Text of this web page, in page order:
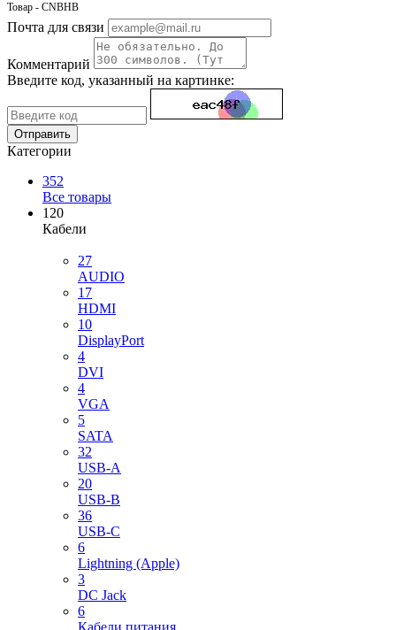
Товар - CNBHB
Почта для связи
Комментарий
Введите код, указанный на картинке:
Отправить
Категории
352
Все товары
120
Кабели
27
AUDIO
17
HDMI
10
DisplayPort
4
DVI
4
VGA
5
SATA
32
USB-A
20
USB-B
36
USB-C
6
Lightning (Apple)
3
DC Jack
6